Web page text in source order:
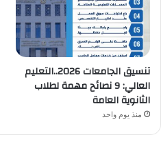
تنسيق الجامعات 2026..التعليم
العالي: 9 نصائح مهمة لطلاب
الثانوية العامة
منذ يوم واحد